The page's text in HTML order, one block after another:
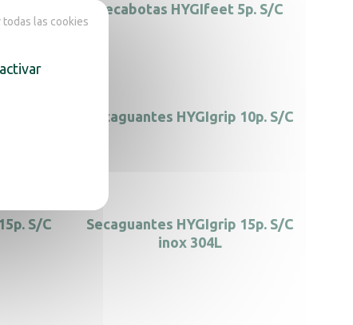
Secabotas HYGIfeet 5p. S/C
D/C Secaguantes HYGIgrip 10p. S/C
S/C
Secaguantes HYGIgrip 15p. S/C
inox 304L
todas las cookies